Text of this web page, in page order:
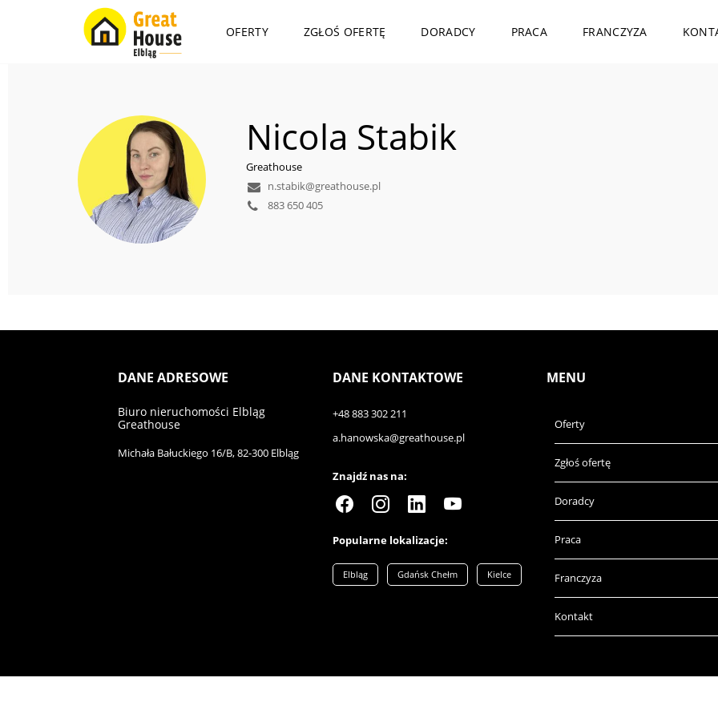
OFERTY ZGŁOŚ OFERTĘ DORADCY PRACA FRANCZYZA
Nicola Stabik
Greathouse
n.stabik@greathouse.pl
883 650 405
DANE ADRESOWE
Biuro nieruchomości Elbląg
Greathouse
Michała Bałuckiego 16/B, 82-300 Elbląg
DANE KONTAKTOWE
+48 883 302 211
a.hanowska@greathouse.pl
Znajdź nas na:
Popularne lokalizacje:
Elbląg Gdańsk Chełm Kielce
MENU
Oferty
Zgłoś ofertę
Doradcy
Praca
Franczyza
Kontakt